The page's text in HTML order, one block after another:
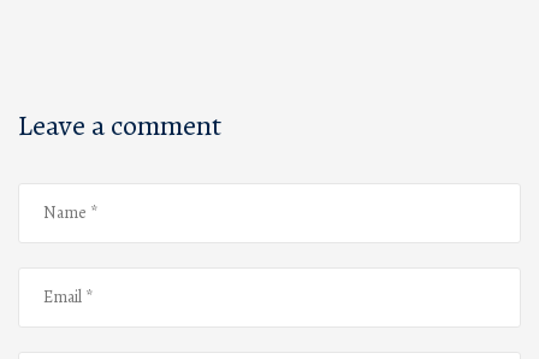
Leave a comment